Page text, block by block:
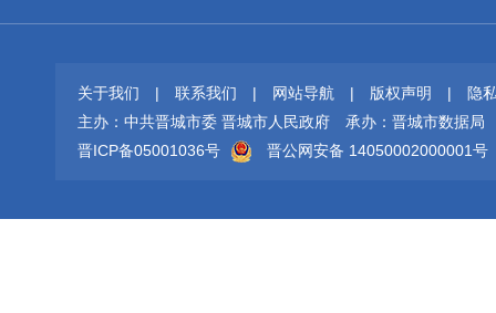
关于我们 | 联系我们 | 网站导航 | 版权声明 |
隐
主办：中共晋城市委 晋城市人民政府
承办：晋城市数据局
晋ICP备05001036号
晋公网安备 14050002000001号